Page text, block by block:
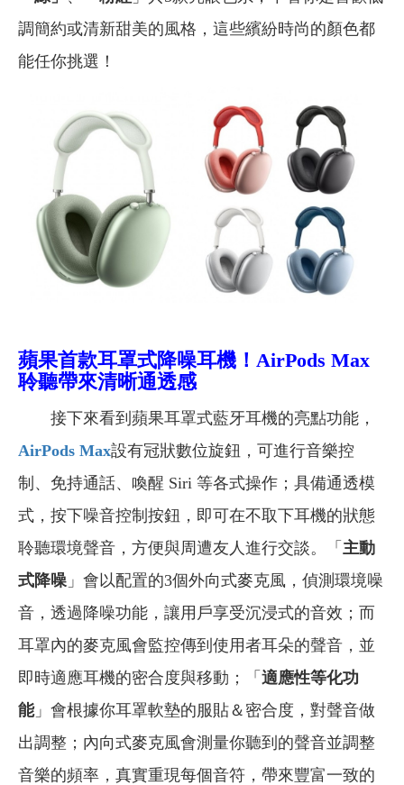
調簡約或清新甜美的風格，這些繽紛時尚的顏色都
能任你挑選！
蘋果首款耳罩式降噪耳機！AirPods Max
聆聽帶來清晰通透感
接下來看到蘋果耳罩式藍牙耳機的亮點功能，
AirPods Max設有冠狀數位旋鈕，可進行音樂控
制、免持通話、喚醒 Siri 等各式操作；具備通透模
式，按下噪音控制按鈕，即可在不取下耳機的狀態
聆聽環境聲音，方便與周遭友人進行交談。「 主動
式降噪 」會以配置的3個外向式麥克風，偵測環境噪
音，透過降噪功能，讓用戶享受沉浸式的音效；而
耳罩內的麥克風會監控傳到使用者耳朵的聲音，並
即時適應耳機的密合度與移動；「 適應性等化功
能」會根據你耳罩軟墊的服貼＆密合度，對聲音做
出調整；內向式麥克風會測量你聽到的聲音並調整
音樂的頻率，真實重現每個音符，帶來豐富一致的